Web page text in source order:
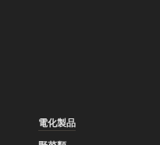
電化製品